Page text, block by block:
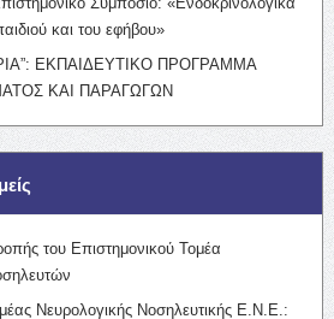
και του εφήβου»
ΕΚΠΑΙΔΕΥΤΙΚΟ ΠΡΟΓΡΑΜΜΑ
ΚΑΙ ΠΑΡΑΓΩΓΩΝ
του Επιστημονικού Τομέα
Νευρολογικής Νοσηλευτικής Ε.Ν.Ε.: